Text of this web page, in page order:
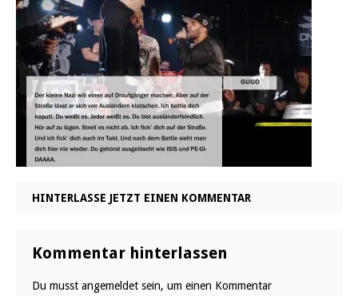
HINTERLASSE JETZT EINEN KOMMENTAR
Kommentar hinterlassen
Du musst angemeldet sein, um einen Kommentar